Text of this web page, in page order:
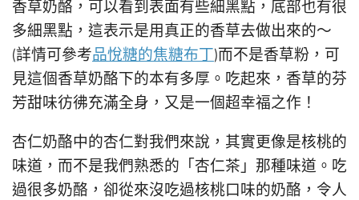
香草奶酪，可以看到表面有些細黑點，底部也有很
多細黑點，這表示是用真正的香草去做出來的～
(詳情可參考品悅糖的焦糖布丁)而不是香草粉，可
見這個香草奶酪下的本有多厚。吃起來，香草的芬
芳甜味彷彿充滿全身，又是一個超幸福之作！
杏仁奶酪中的杏仁對我們來說，其實更像是核桃的
味道，而不是我們熟悉的「杏仁茶」那種味道。吃
過很多奶酪，卻從來沒吃過核桃口味的奶酪，令人